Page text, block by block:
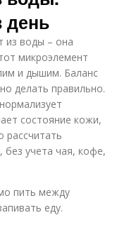
день
из воды – она
микроэлемент
и дышим. Баланс
делать правильно.
состояние кожи,
рассчитать
без учета чая, кофе,
пить между
еду.